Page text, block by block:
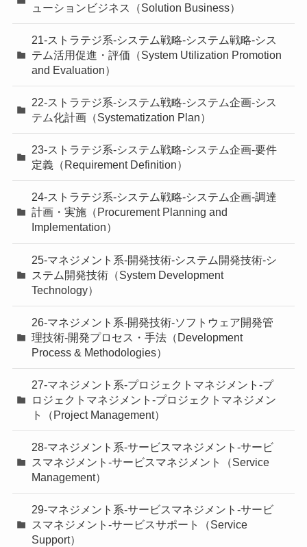
ューションビジネス（Solution Business）
21-ストラテジ系-システム戦略-システム戦略-シス
テム活用促進・評価（System Utilization Promotion
and Evaluation）
22-ストラテジ系-システム戦略-システム企画-シス
テム化計画（Systematization Plan）
23-ストラテジ系-システム戦略-システム企画-要件
定義（Requirement Definition）
24-ストラテジ系-システム戦略-システム企画-調達
計画・実施（Procurement Planning and
Implementation）
25-マネジメント系-開発技術-システム開発技術-シ
ステム開発技術（System Development
Technology）
26-マネジメント系-開発技術-ソフトウェア開発管
理技術-開発プロセス・手法（Development
Process & Methodologies）
27-マネジメント系-プロジェクトマネジメント-プ
ロジェクトマネジメント-プロジェクトマネジメン
ト（Project Management）
28-マネジメント系-サービスマネジメント-サービ
スマネジメント-サービスマネジメント（Service
Management）
29-マネジメント系-サービスマネジメント-サービ
スマネジメント-サービスサポート（Service
Support）